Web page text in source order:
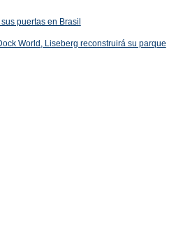
puertas en Brasil
World, Liseberg reconstruirá su parque